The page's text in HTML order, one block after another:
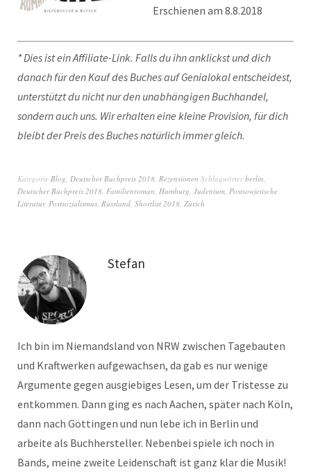
Erschienen am 8.8.2018
* Dies ist ein Affiliate-Link. Falls du ihn anklickst und dich
danach für den Kauf des Buches auf Genialokal entscheidest,
unterstützt du nicht nur den unabhängigen Buchhandel,
sondern auch uns. Wir erhalten eine kleine Provision, für dich
bleibt der Preis des Buches natürlich immer gleich.
Kategorie Blog, Deutscher Buchpreis 2018, Rezensionen Schlagwörterberlin,
Deutscher Buchpreis 2018, Familienroman, Hamburg, Judentum, Postsowjetische
Literatur, Postsozialismus, Russland, Shortlist 2018, Zürich
Stefan
Ich bin im Niemandsland von NRW zwischen Tagebauten
und Kraftwerken aufgewachsen, da gab es nur wenige
Argumente gegen ausgiebiges Lesen, um der Tristesse zu
entkommen. Dann ging es nach Aachen, später nach Köln,
dann nach Göttingen und nun lebe ich in Berlin und
arbeite als Buchhersteller. Nebenbei spiele ich noch in
Bands, meine zweite Leidenschaft ist ganz klar die Musik!